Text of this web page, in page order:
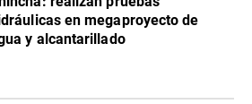
en megaproyecto de
y alcantarillado